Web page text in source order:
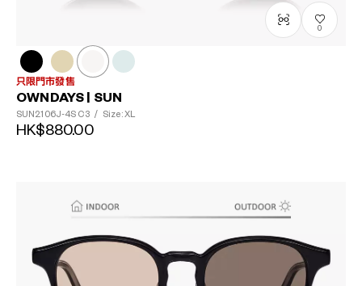
0
只限門市發售
OWNDAYS | SUN
SUN2106J-4S C3 / Size: XL
HK$880.00